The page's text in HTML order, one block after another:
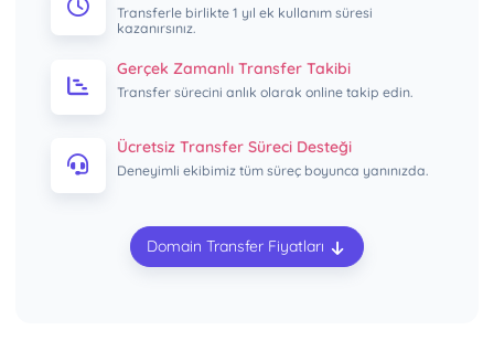
Transferle birlikte 1 yıl ek kullanım süresi
kazanırsınız.
Gerçek Zamanlı Transfer Takibi
Transfer sürecini anlık olarak online takip edin.
Ücretsiz Transfer Süreci Desteği
Deneyimli ekibimiz tüm süreç boyunca yanınızda.
Domain Transfer Fiyatları